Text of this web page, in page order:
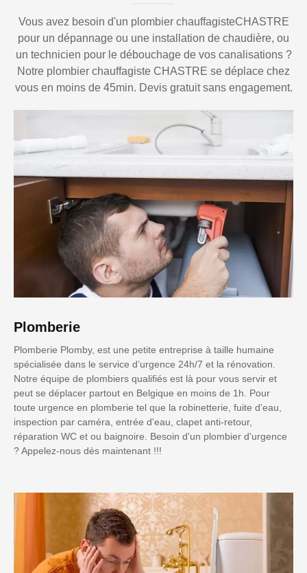
Vous avez besoin d'un plombier chauffagisteCHASTRE
pour un dépannage ou une installation de chaudière, ou
un technicien pour le débouchage de vos canalisations ?
Notre plombier chauffagiste CHASTRE se déplace chez
vous en moins de 45min. Devis gratuit sans engagement.
Plomberie
Plomberie Plomby, est une petite entreprise à taille humaine
spécialisée dans le service d’urgence 24h/7 et la rénovation.
Notre équipe de plombiers qualifiés est là pour vous servir et
peut se déplacer partout en Belgique en moins de 1h. Pour
toute urgence en plomberie tel que la robinetterie, fuite d'eau,
inspection par caméra, entrée d'eau, clapet anti-retour,
réparation WC et ou baignoire. Besoin d'un plombier d'urgence
? Appelez-nous dès maintenant !!!